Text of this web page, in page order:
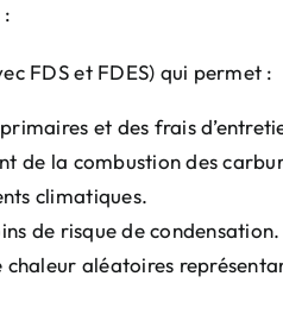
FDS et FDES) qui permet :
et des frais
de la combustion des
climatiques.
de risque de condensation.
chaleur aléatoires